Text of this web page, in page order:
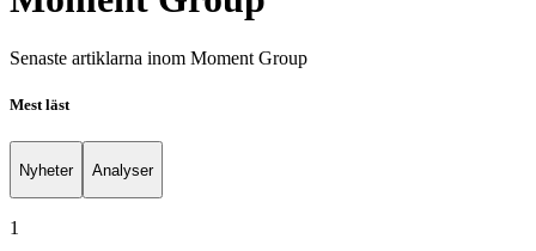
Senaste artiklarna inom Moment Group
Mest läst
Nyheter Analyser
1